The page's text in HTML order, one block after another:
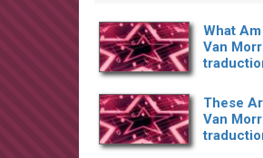
What
Van
These
Van